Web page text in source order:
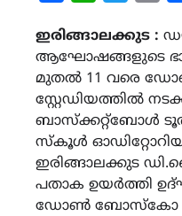
ഇരിങ്ങാലക്കുട :
ആഘോഷങ്ങളുടെ
മുതൽ 11 വരെ
സ്റ്റേഡിയത്തിൽ
ബാസ്ക്കറ്റ്ബോൾ
സ്കൂൾ
ഇരിങ്ങാലക്കുട
പതാക ഉയർത്തി
ഡോൺ ബോസ്കോ